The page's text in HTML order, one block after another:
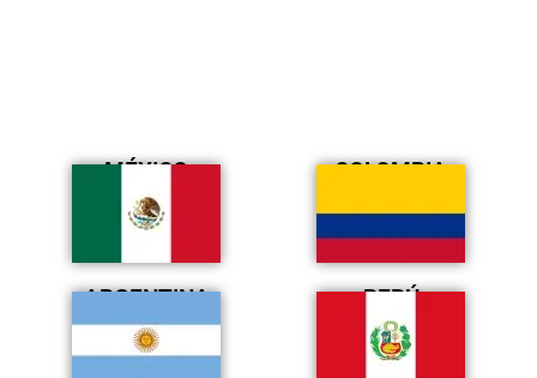
MÉXICO COLOMBIA
ARGENTINA PERÚ